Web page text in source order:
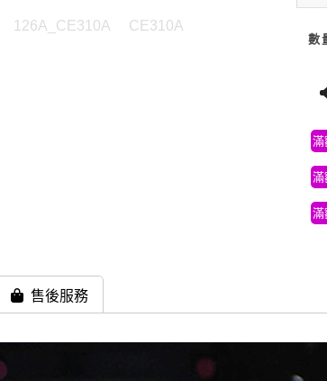
126A_CE310A CE310A
數
滿
滿
滿
售後服務